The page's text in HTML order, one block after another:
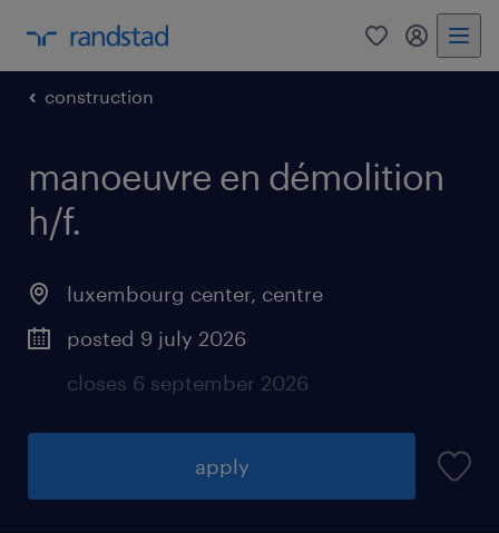
0 my
construction
manoeuvre en démolition
h/f.
luxembourg center, centre
posted 9 july 2026
closes 6 september 2026
apply